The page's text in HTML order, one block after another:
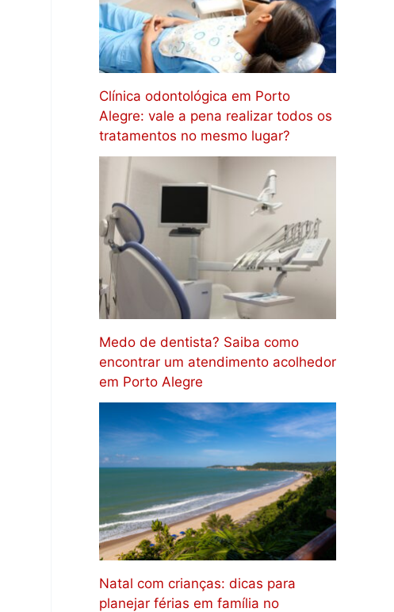
Clínica odontológica em Porto
Alegre: vale a pena realizar todos os
tratamentos no mesmo lugar?
Medo de dentista? Saiba como
encontrar um atendimento acolhedor
em Porto Alegre
Natal com crianças: dicas para
planejar férias em família no